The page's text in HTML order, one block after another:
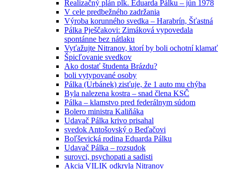
Realizačný plán plk. Eduarda Pálku – jún 1978
V cele predbežného zadržania
Výroba korunného svedka – Harabrín, Šťastná
Pálka Pješčakovi: Zimáková vypovedala
spontánne bez nátlaku
Vyťažujte Nitranov, ktorí by boli ochotní klamať
Špicľovanie svedkov
Ako dostať študenta Brázdu?
boli vytypované osoby
Pálka (Urbánek) zisťuje, že 1 auto mu chýba
Byla nalezena kostra – snad člena KSČ
Pálka – klamstvo pred federálnym súdom
Bolero ministra Kaliňáka
Udavač Pálka krivo prisahal
svedok Antošovský o Beďačovi
Boľševická rodina Eduarda Pálku
Udavač Pálka – rozsudok
surovci, psychopati a sadisti
Akcia VILIK odkryla Nitranov